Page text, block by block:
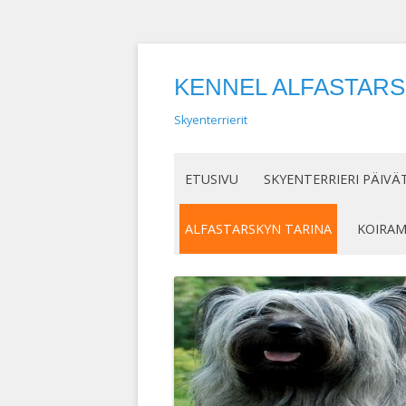
KENNEL
Skyenterrierit
ETUSIVU SKYENTERRIERI
ALFASTARSKYN TARINA
SKYENTERRIERIÄ